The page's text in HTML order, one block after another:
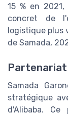
15 % en
concret de
logistique plus
de Samada,
Samada
stratégique
d'Alibaba.